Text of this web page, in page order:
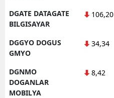
DGATE DATAGATE
BILGISAYAR
106,20
DGGYO DOGUS
GMYO
34,34
DGNMO
DOGANLAR
MOBILYA
8,42